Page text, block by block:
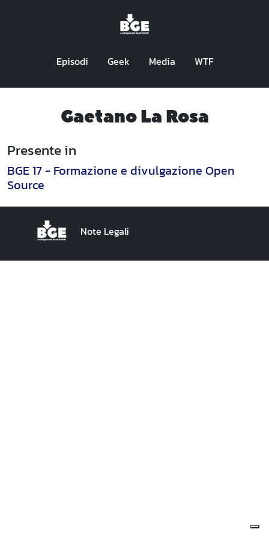
Episodi Geek Media WTF
Gaetano La Rosa
Presente in
BGE 17 - Formazione e divulgazione Open
Source
Note Legali